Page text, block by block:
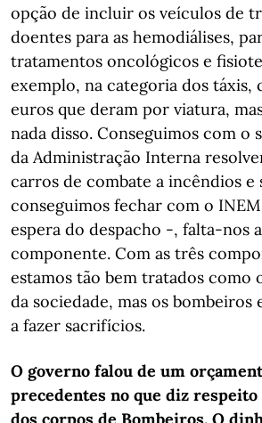
opção de incluir os veículos de
doentes para as hemodiálises,
tratamentos oncológicos e
exemplo, na categoria dos táxis,
euros que deram por viatura,
nada disso. Conseguimos com o
da Administração Interna
carros de combate a incêndios e
conseguimos fechar com o
espera do despacho -, falta-nos
componente. Com as três
estamos tão bem tratados como
da sociedade, mas os bombeiros
a fazer sacrifícios.
O governo falou de um
precedentes no que diz